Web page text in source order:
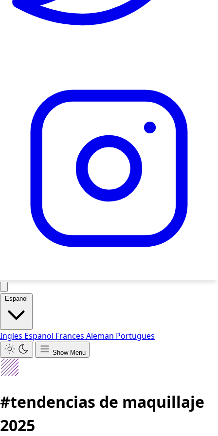
Espanol
Ingles Espanol Frances Aleman Portugues
Show Menu
#tendencias de maquillaje
2025